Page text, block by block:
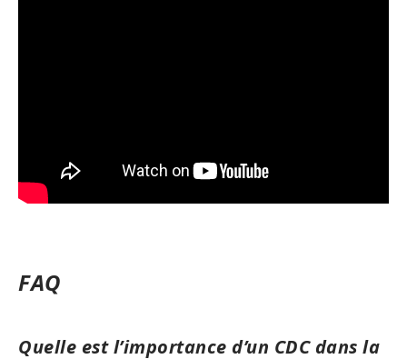
FAQ
Quelle est l’importance d’un CDC dans la